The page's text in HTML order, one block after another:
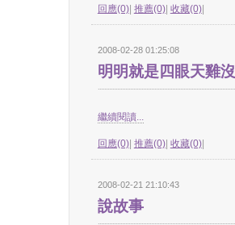
回應(0)| 推薦(0)| 收藏(0)|
2008-02-28 01:25:08
明明就是四眼天雞
繼續閱讀...
回應(0)| 推薦(0)| 收藏(0)|
2008-02-21 21:10:43
說故事